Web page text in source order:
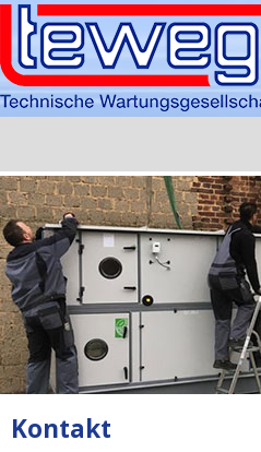
Kontakt